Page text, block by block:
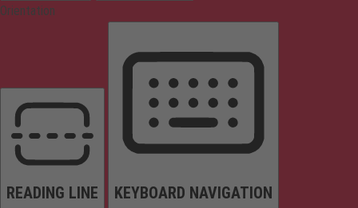
Orientation
READING LINE KEYBOARD NAVIGATION